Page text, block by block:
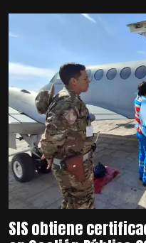
SIS obtiene